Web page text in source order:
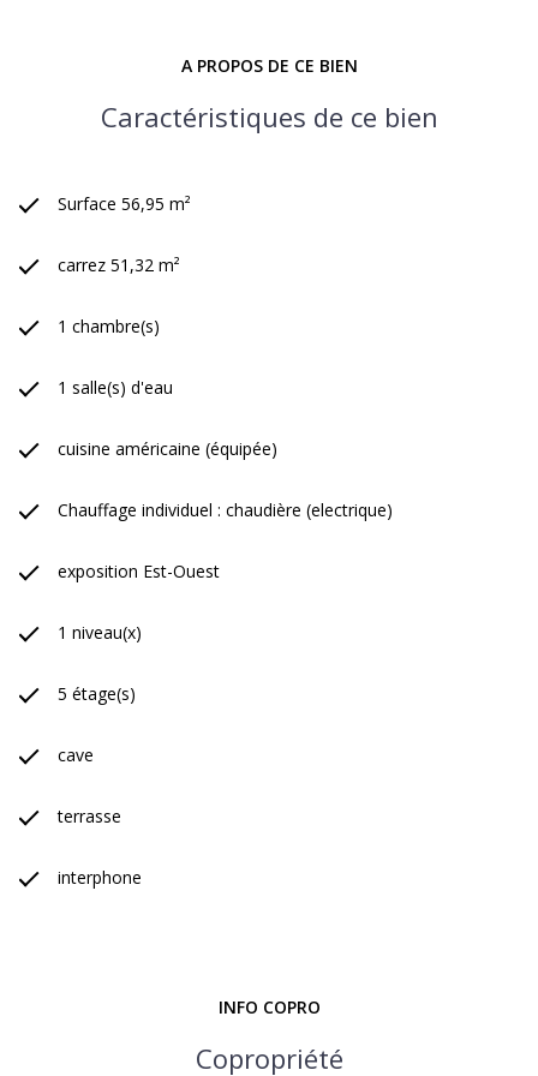
A PROPOS DE CE BIEN
Caractéristiques de ce bien
Surface 56,95 m²
carrez 51,32 m²
1 chambre(s)
1 salle(s) d'eau
cuisine américaine (équipée)
Chauffage individuel : chaudière (electrique)
exposition Est-Ouest
1 niveau(x)
5 étage(s)
cave
terrasse
interphone
INFO COPRO
Copropriété